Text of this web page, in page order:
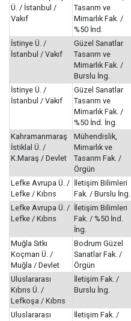
Ü. / İstanbul /
Vakıf
Tasarım ve
Mimarlık Fak. /
%50 İnd.
İstinye Ü. /
İstanbul / Vakıf
Güzel Sanatlar
Tasarım ve
Mimarlık Fak. /
Burslu İng.
İstinye Ü. /
İstanbul / Vakıf
Güzel Sanatlar
Tasarım ve
Mimarlık Fak. /
%50 İnd. İng.
Kahramanmaraş
İstiklal Ü. /
K.Maraş / Devlet
Mühendislik,
Mimarlık ve
Tasarım Fak. /
Örgün
Lefke Avrupa Ü. /
Lefke / Kıbrıs
İletişim Bilimleri
Fak. / Burslu İng.
Lefke Avrupa Ü. /
Lefke / Kıbrıs
İletişim Bilimleri
Fak. / %50 İnd.
İng.
Muğla Sıtkı
Koçman Ü. /
Muğla / Devlet
Bodrum Güzel
Sanatlar Fak. /
Örgün
Uluslararası
Kıbrıs Ü. /
Lefkoşa / Kıbrıs
İletişim Fak. /
Burslu İng.
Uluslararası
İletişim Fak. /